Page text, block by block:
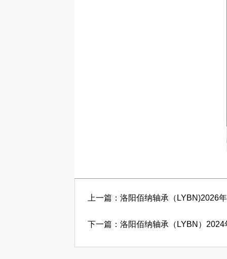
上一篇：洛阳佰纳轴承（LYBN)2026
下一篇：洛阳佰纳轴承（LYBN）2024